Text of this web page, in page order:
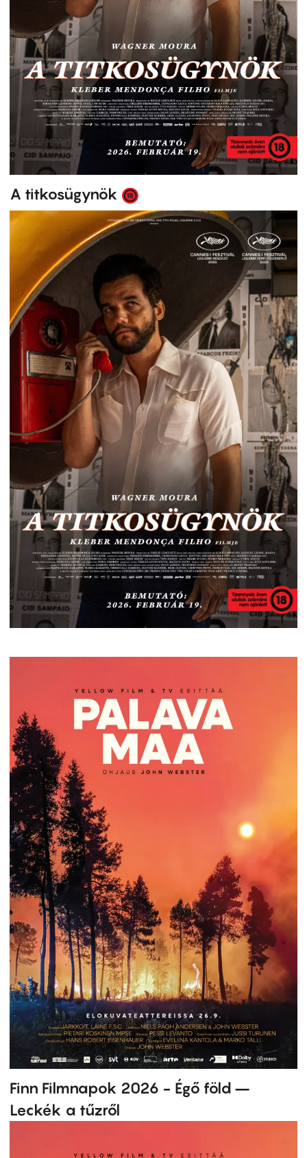
A titkosügynök
Finn Filmnapok 2026 - Égő föld –
Leckék a tűzről